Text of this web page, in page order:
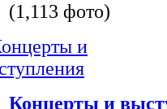
(1,113 фото)
Концерты и